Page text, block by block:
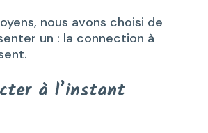
nous avons choisi de
un : la connection à
à l’instant